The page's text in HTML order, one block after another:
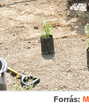
Forrás: